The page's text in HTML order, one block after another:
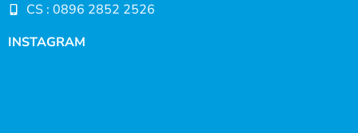
CS : 0896 2852 2526
INSTAGRAM